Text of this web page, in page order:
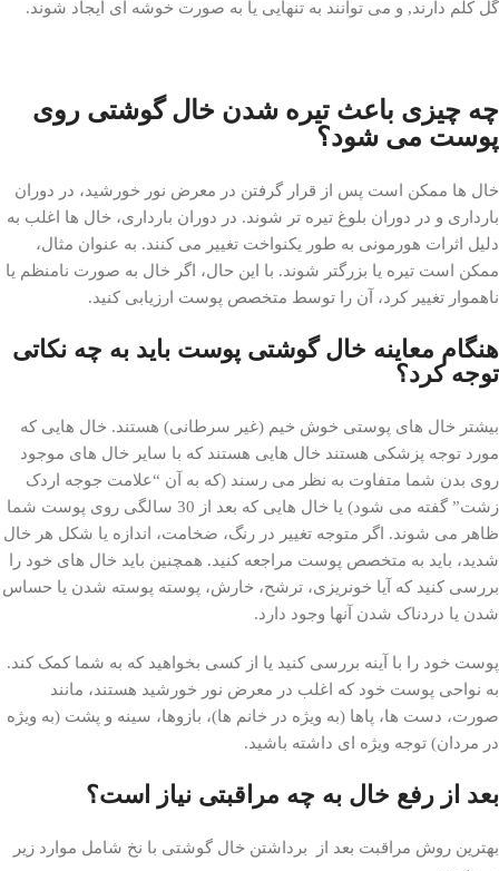
گل کلم دارند, و می توانند به تنهایی یا به صورت خوشه ای ایجاد شوند.
چه چیزی باعث تیره شدن خال گوشتی روی
پوست می شود؟
خال ها ممکن است پس از قرار گرفتن در معرض نور خورشید، در دوران
بارداری و در دوران بلوغ تیره تر شوند. در دوران بارداری، خال ها اغلب به
دلیل اثرات هورمونی به طور یکنواخت تغییر می کنند. به عنوان مثال،
ممکن است تیره یا بزرگتر شوند. با این حال، اگر خال به صورت نامنظم یا
ناهموار تغییر کرد، آن را توسط متخصص پوست ارزیابی کنید.
هنگام معاینه خال گوشتی پوست باید به چه نکاتی
توجه کرد؟
بیشتر خال های پوستی خوش خیم (غیر سرطانی) هستند. خال هایی که
مورد توجه پزشکی هستند خال هایی هستند که با سایر خال های موجود
روی بدن شما متفاوت به نظر می رسند (که به آن “علامت جوجه اردک
زشت” گفته می شود) یا خال هایی که بعد از 30 سالگی روی پوست شما
ظاهر می شوند. اگر متوجه تغییر در رنگ، ضخامت، اندازه یا شکل هر خال
شدید، باید به متخصص پوست مراجعه کنید. همچنین باید خال های خود را
بررسی کنید که آیا خونریزی، ترشح، خارش، پوسته پوسته شدن یا حساس
شدن یا دردناک شدن آنها وجود دارد.
پوست خود را با آینه بررسی کنید یا از کسی بخواهید که به شما کمک کند.
به نواحی پوست خود که اغلب در معرض نور خورشید هستند، مانند
صورت، دست ها، پاها (به ویژه در خانم ها)، بازوها، سینه و پشت (به ویژه
در مردان) توجه ویژه ای داشته باشید.
بعد از رفع خال به چه مراقبتی نیاز است؟
بهترین روش مراقبت بعد از برداشتن خال گوشتی با نخ شامل موارد زیر